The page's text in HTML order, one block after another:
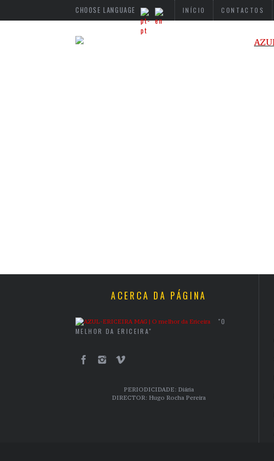
CHOOSE LANGUAGE INÍCIO CONTACTOS
ACERCA DA PÁGINA
"O
MELHOR DA ERICEIRA"
PERIODICIDADE: Diária
DIRECTOR: Hugo Rocha Pereira